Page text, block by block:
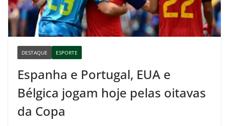
DESTAQUE ESPORTE
Espanha e Portugal, EUA e
Bélgica jogam hoje pelas oitavas
da Copa